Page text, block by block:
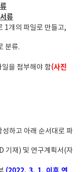
류
1개의 파일로 만들고,
분류.
을 첨부해야 함(사진
하고 아래 순서대로 파
기재) 및 연구계획서(자